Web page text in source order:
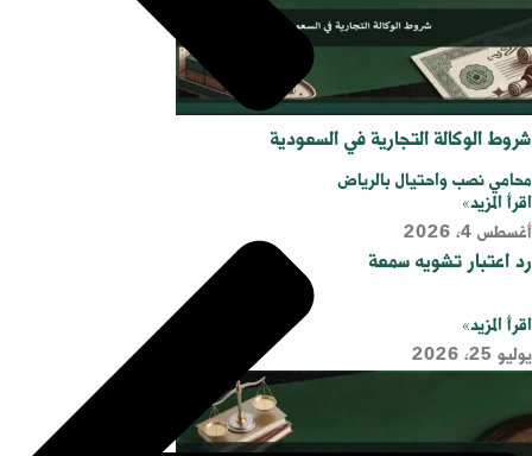
محامي نصب واحتيال بالرياض
شروط الوكالة التجارية في السعودية
اقرأ المزيد»
أغسطس 4, 2026
رد اعتبار تشويه سمعة
اقرأ المزيد»
يوليو 25, 2026